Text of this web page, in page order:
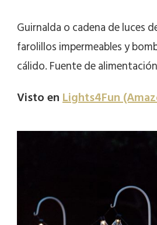
Guirnalda o cadena de luces
farolillos impermeables y
cálido. Fuente de
Visto enLights4Fun